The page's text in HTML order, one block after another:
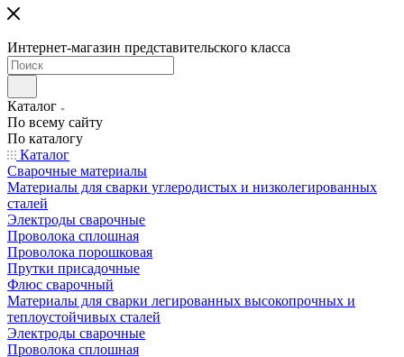
Интернет-магазин представительского класса
Каталог
По всему сайту
По каталогу
Каталог
Сварочные материалы
Материалы для сварки углеродистых и низколегированных
сталей
Электроды сварочные
Проволока сплошная
Проволока порошковая
Прутки присадочные
Флюс сварочный
Материалы для сварки легированных высокопрочных и
теплоустойчивых сталей
Электроды сварочные
Проволока сплошная